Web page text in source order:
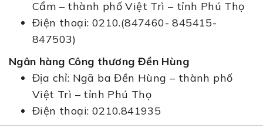
Cẩm – thành phố Việt Trì – tỉnh Phú Thọ
Điện thoại: 0210.(847460- 845415-
847503)
Ngân hàng Công thương Đền Hùng
Địa chỉ: Ngã ba Đền Hùng – thành phố
Việt Trì – tỉnh Phú Thọ
Điện thoại: 0210.841935